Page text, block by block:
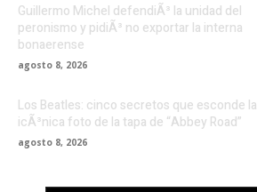
Guillermo Michel defendiÃ³ la unidad del
peronismo y pidiÃ³ no exportar la interna
bonaerense
agosto 8, 2026
Los Beatles: cinco secretos que esconde la
icÃ³nica foto de la tapa de “Abbey Road”
agosto 8, 2026